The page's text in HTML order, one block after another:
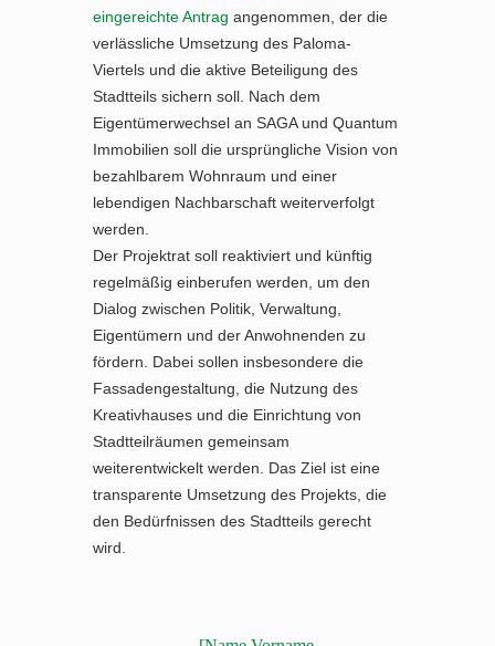
eingereichte Antrag angenommen, der die
verlässliche Umsetzung des Paloma-
Viertels und die aktive Beteiligung des
Stadtteils sichern soll. Nach dem
Eigentümerwechsel an SAGA und Quantum
Immobilien soll die ursprüngliche Vision von
bezahlbarem Wohnraum und einer
lebendigen Nachbarschaft weiterverfolgt
werden.
Der Projektrat soll reaktiviert und künftig
regelmäßig einberufen werden, um den
Dialog zwischen Politik, Verwaltung,
Eigentümern und der Anwohnenden zu
fördern. Dabei sollen insbesondere die
Fassadengestaltung, die Nutzung des
Kreativhauses und die Einrichtung von
Stadtteilräumen gemeinsam
weiterentwickelt werden. Das Ziel ist eine
transparente Umsetzung des Projekts, die
den Bedürfnissen des Stadtteils gerecht
wird.